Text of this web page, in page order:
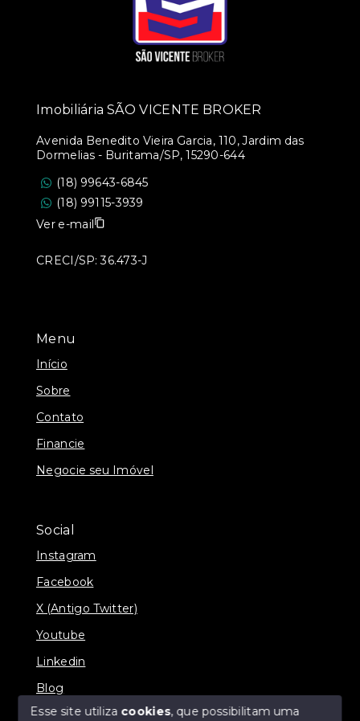
Menu
Início
Sobre
Contato
Financie
Negocie seu Imóvel
Social
Instagram
Facebook
X (Antigo Twitter)
Youtube
Linkedin
Blog
Imobiliária SÃO VICENTE BROKER
Avenida Benedito Vieira Garcia, 110, Jardim das
Dormelias - Buritama/SP, 15290-644
(18) 99643-6845
(18) 99115-3939
Ver e-mail
CRECI/SP: 36.473-J
Esse site utiliza cookies, que possibilitam uma